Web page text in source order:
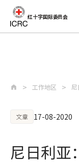
红十字国际委员会
工作地区
文章 17-08-2020
尼日利亚